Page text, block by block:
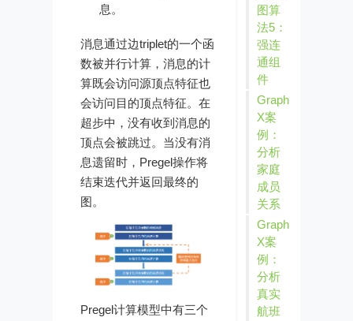
息。
消息通过边triplet的一个函
数被并行计算，消息的计
算既会访问源顶点特征也
会访问目的顶点特征。在
超步中，没有收到消息的
顶点会被跳过。当没有消
息遗留时，Pregel操作将
结束迭代并返回最终的
图。
Pregel计算模型中有三个
图算
法5：
强连
通组
件
Graph
X案
例：
分析
家庭
成员
关系
Graph
X案
例：
分析
真实
航班